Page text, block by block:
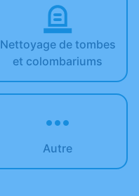
Nettoyage de tombes
et colombariums
Autre